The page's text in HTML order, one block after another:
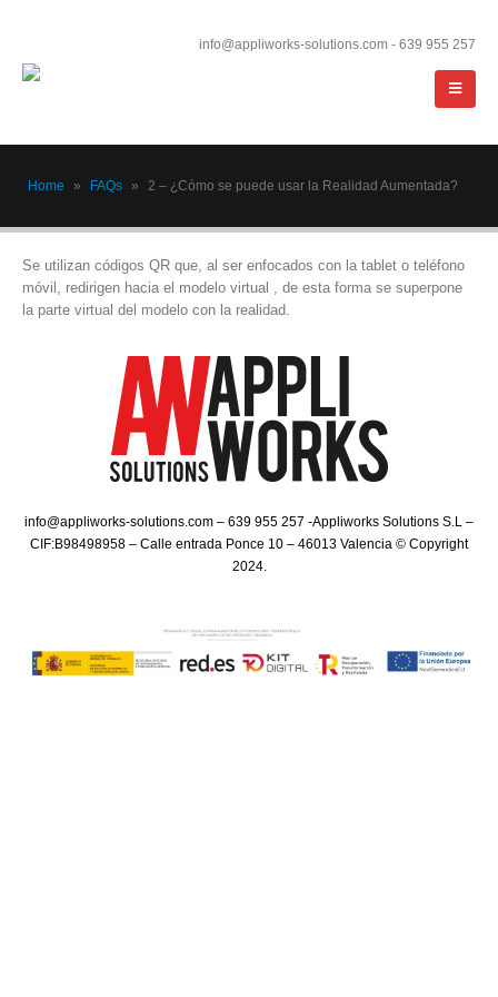
info@appliworks-solutions.com - 639 955 257
Home » FAQs » 2 – ¿Cómo se puede usar la Realidad Aumentada?
Se utilizan códigos QR que, al ser enfocados con la tablet o teléfono
móvil, redirigen hacia el modelo virtual , de esta forma se superpone
la parte virtual del modelo con la realidad.
info@appliworks-solutions.com – 639 955 257 -Appliworks Solutions S.L –
CIF:B98498958 – Calle entrada Ponce 10 – 46013 Valencia © Copyright
2024.​